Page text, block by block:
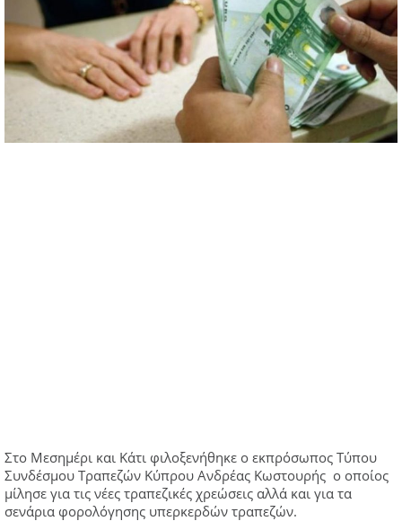
Στο Μεσημέρι και Κάτι φιλοξενήθηκε ο εκπρόσωπος Τύπου
Συνδέσμου Τραπεζών Κύπρου Ανδρέας Κωστουρής ο οποίος
μίλησε για τις νέες τραπεζικές χρεώσεις αλλά και για τα
σενάρια φορολόγησης υπερκερδών τραπεζών.